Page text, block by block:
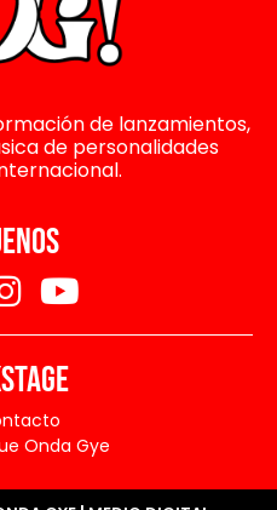
de lanzamientos,
de personalidades
Onda Gye